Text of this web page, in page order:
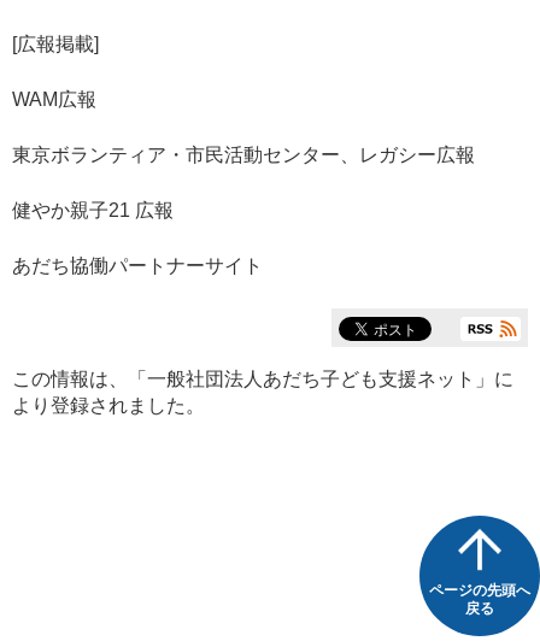
[広報掲載]
WAM広報
東京ボランティア・市民活動センター、レガシー広報
健やか親子21 広報
あだち協働パートナーサイト
この情報は、「 一般社団法人あだち子ども支援ネット 」に
より登録されました。
ページの先頭へ
戻る